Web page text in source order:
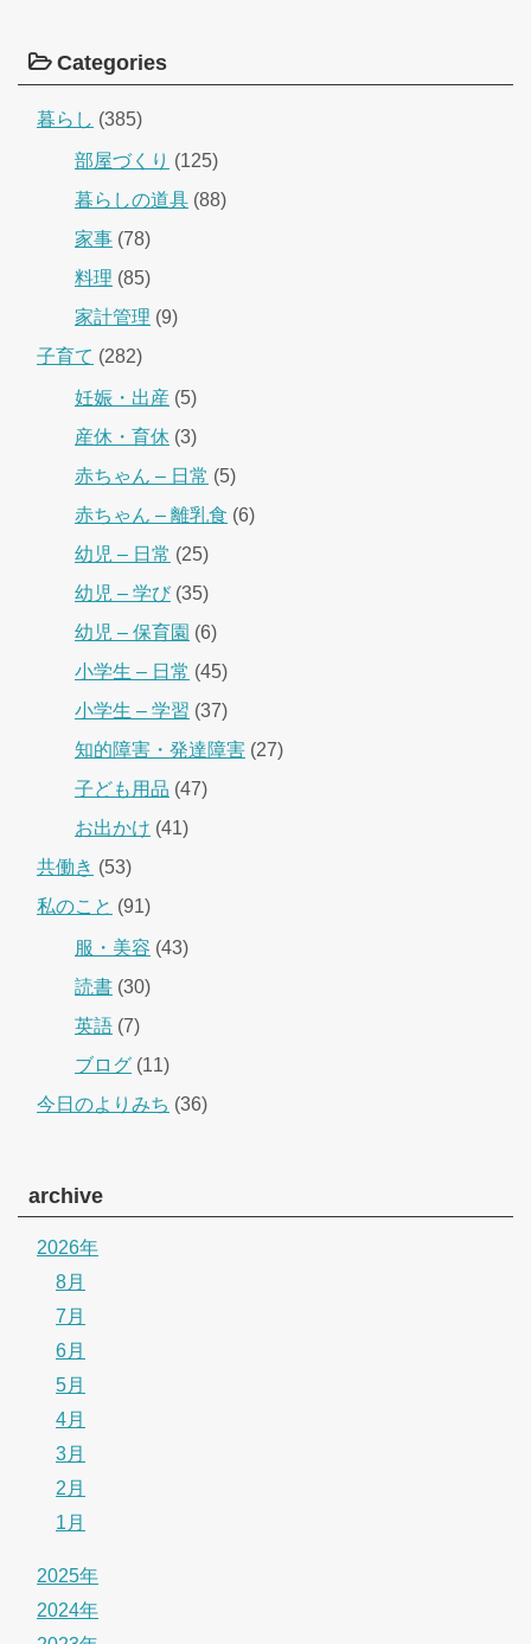
Categories
暮らし (385)
部屋づくり (125)
暮らしの道具 (88)
家事 (78)
料理 (85)
家計管理 (9)
子育て (282)
妊娠・出産 (5)
産休・育休 (3)
赤ちゃん – 日常 (5)
赤ちゃん – 離乳食 (6)
幼児 – 日常 (25)
幼児 – 学び(35)
幼児 – 保育園 (6)
小学生 – 日常 (45)
小学生 – 学習 (37)
知的障害・発達障害 (27)
子ども用品 (47)
お出かけ (41)
共働き (53)
私のこと (91)
服・美容 (43)
読書 (30)
英語 (7)
ブログ (11)
今日のよりみち (36)
archive
2026年
8月
7月
6月
5月
4月
3月
2月
1月
2025年
2024年